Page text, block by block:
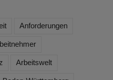
Anforderungen
Arbeitswelt